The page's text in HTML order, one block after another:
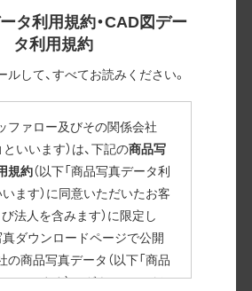
タ利用規約・CAD図デー
タ利用規約
して、すべてお読みください。
ファロー及びその関係会社
といいます）は、下記の商品写
規約（以下「商品写真データ利
います）に同意いただいたお客
法人を含みます）に限定し
真ダウンロードページで公開
の商品写真データ（以下「商品
いいます）のダウンロードお
ダウンロードが始まります。
にはパスが設定されています。画像編集
画像は原則として背景を透過したもの
PNG : 低解像度(RGBカラー)」 「EPS : 高
)」